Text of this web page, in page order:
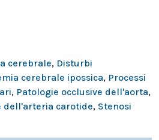
cerebrale, Disturbi
cerebrale ipossica, Processi
, Patologie occlusive dell'aorta,
dell'arteria carotide, Stenosi